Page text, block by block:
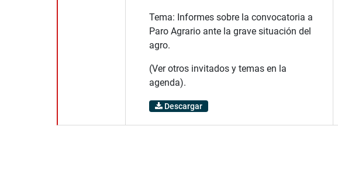
Tema: Informes sobre la convocatoria a
Paro Agrario ante la grave situación del
agro.
(Ver otros invitados y temas en la
agenda).
Descargar